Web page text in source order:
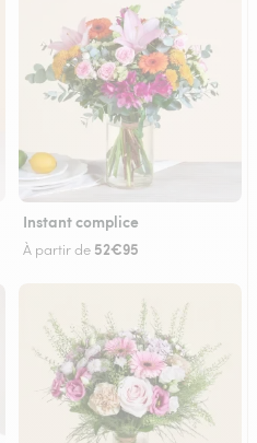
Instant complice
À partir de 52€95